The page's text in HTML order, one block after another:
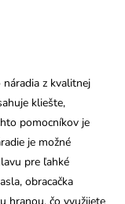
z kvalitnej
kliešte,
pomocníkov je
je možné
pre ľahké
obracačka
hranou, čo využijete